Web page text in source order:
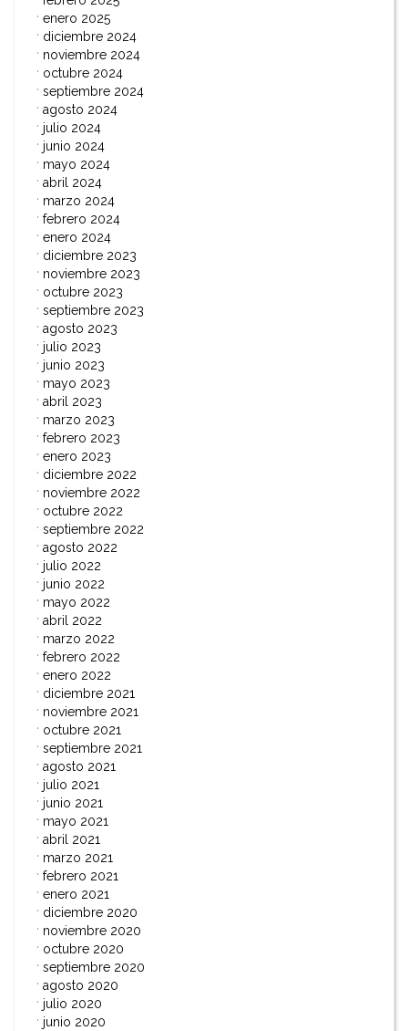
enero 2025
diciembre 2024
noviembre 2024
octubre 2024
septiembre 2024
agosto 2024
julio 2024
junio 2024
mayo 2024
abril 2024
marzo 2024
febrero 2024
enero 2024
diciembre 2023
noviembre 2023
octubre 2023
septiembre 2023
agosto 2023
julio 2023
junio 2023
mayo 2023
abril 2023
marzo 2023
febrero 2023
enero 2023
diciembre 2022
noviembre 2022
octubre 2022
septiembre 2022
agosto 2022
julio 2022
junio 2022
mayo 2022
abril 2022
marzo 2022
febrero 2022
enero 2022
diciembre 2021
noviembre 2021
octubre 2021
septiembre 2021
agosto 2021
julio 2021
junio 2021
mayo 2021
abril 2021
marzo 2021
febrero 2021
enero 2021
diciembre 2020
noviembre 2020
octubre 2020
septiembre 2020
agosto 2020
julio 2020
junio 2020